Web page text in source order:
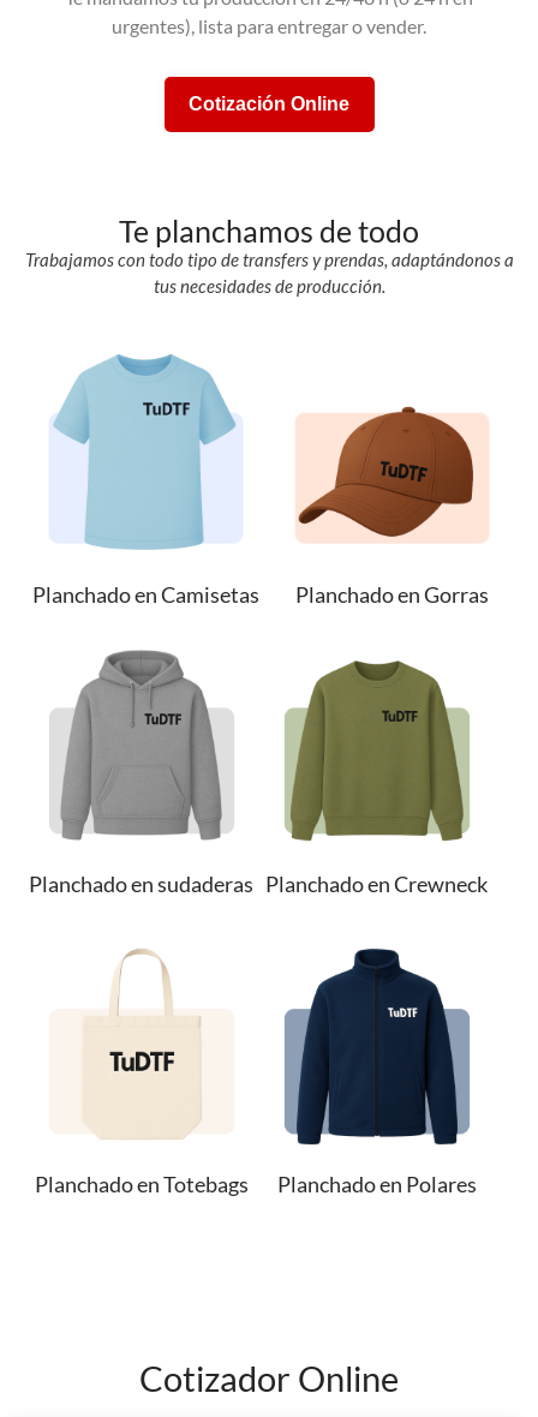
urgentes), lista para entregar o vender.
Cotización Online
Te planchamos de todo
Trabajamos con todo tipo de transfers y prendas, adaptándonos a
tus necesidades de producción.
Planchado en Camisetas Planchado en Gorras
Planchado en sudaderas Planchado en Crewneck
Planchado en Totebags Planchado en Polares
Cotizador Online